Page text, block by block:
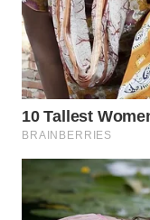
NIAS
WN
LANGKAT
WN
TAPANULI
SELATAN
WN